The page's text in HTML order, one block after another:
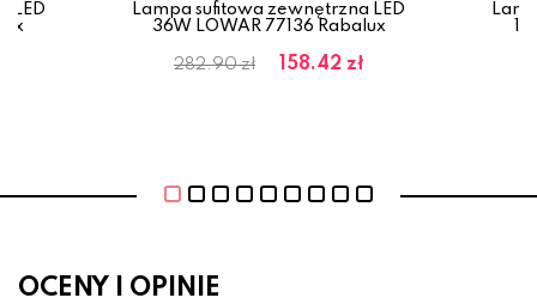
LED
Lampa sufitowa zewnętrzna LED
36W LOWAR 77136 Rabalux
282.90 zł 158.42 zł
OCENY I OPINIE